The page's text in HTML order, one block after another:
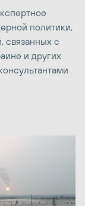
политики,
связанных с
и других